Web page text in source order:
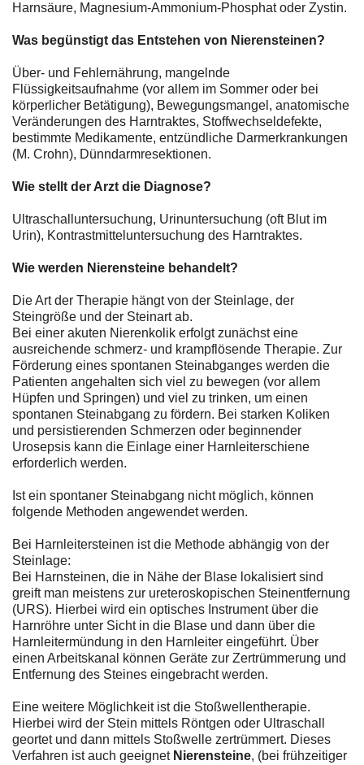
Harnsäure, Magnesium-Ammonium-Phosphat oder Zystin.
Was begünstigt das Entstehen von Nierensteinen?
Über- und Fehlernährung, mangelnde
Flüssigkeitsaufnahme (vor allem im Sommer oder bei
körperlicher Betätigung), Bewegungsmangel, anatomische
Veränderungen des Harntraktes, Stoffwechseldefekte,
bestimmte Medikamente, entzündliche Darmerkrankungen
(M. Crohn), Dünndarmresektionen.
Wie stellt der Arzt die Diagnose?
Ultraschalluntersuchung, Urinuntersuchung (oft Blut im
Urin), Kontrastmitteluntersuchung des Harntraktes.
Wie werden Nierensteine behandelt?
Die Art der Therapie hängt von der Steinlage, der
Steingröße und der Steinart ab.
Bei einer akuten Nierenkolik erfolgt zunächst eine
ausreichende schmerz- und krampflösende Therapie. Zur
Förderung eines spontanen Steinabganges werden die
Patienten angehalten sich viel zu bewegen (vor allem
Hüpfen und Springen) und viel zu trinken, um einen
spontanen Steinabgang zu fördern. Bei starken Koliken
und persistierenden Schmerzen oder beginnender
Urosepsis kann die Einlage einer Harnleiterschiene
erforderlich werden.
Ist ein spontaner Steinabgang nicht möglich, können
folgende Methoden angewendet werden.
Bei Harnleitersteinen ist die Methode abhängig von der
Steinlage:
Bei Harnsteinen, die in Nähe der Blase lokalisiert sind
greift man meistens zur ureteroskopischen Steinentfernung
(URS). Hierbei wird ein optisches Instrument über die
Harnröhre unter Sicht in die Blase und dann über die
Harnleitermündung in den Harnleiter eingeführt. Über
einen Arbeitskanal können Geräte zur Zertrümmerung und
Entfernung des Steines eingebracht werden.
Eine weitere Möglichkeit ist die Stoßwellentherapie.
Hierbei wird der Stein mittels Röntgen oder Ultraschall
geortet und dann mittels Stoßwelle zertrümmert. Dieses
Verfahren ist auch geeignet Nierensteine, (bei frühzeitiger